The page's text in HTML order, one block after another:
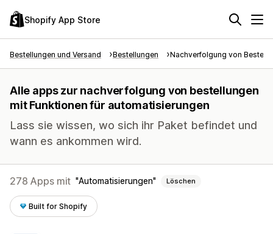
Shopify App Store
Bestellungen und Versand Bestellungen Nachverfolgung von
Alle apps zur nachverfolgung von bestellungen
mit Funktionen für automatisierungen
Lass sie wissen, wo sich ihr Paket befindet und
wann es ankommen wird.
278 Apps mit Automatisierungen Löschen
Built for Shopify